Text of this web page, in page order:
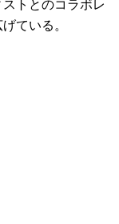
トとのコラボレ
ている。